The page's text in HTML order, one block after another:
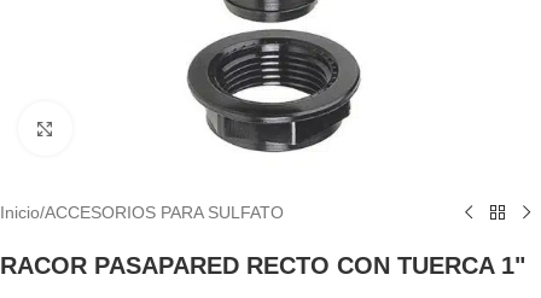
Haga Click para agrandar
Inicio/ACCESORIOS PARA SULFATO
RACOR PASAPARED RECTO CON TUERCA 1"